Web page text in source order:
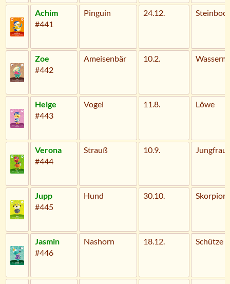
Achim
#441
Pinguin 24.12. Steinbock
Zoe
#442
Ameisenbär 10.2.
Helge
#443
Vogel 11.8. Löwe
Verona
#444
Strauß 10.9. Jungfrau
Jupp
#445
Hund 30.10. Skorpion
Jasmin
#446
Nashorn 18.12. Schütze